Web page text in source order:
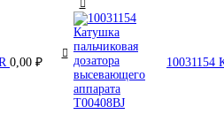
0,00 ₽ 10031154